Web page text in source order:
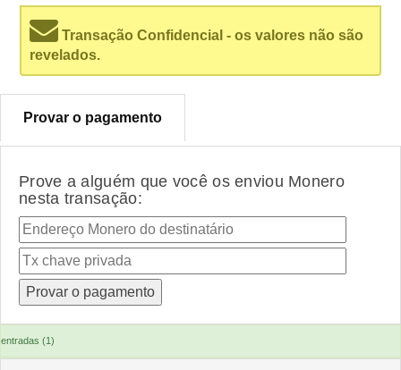
Transação Confidencial - os valores não são
revelados.
Provar o pagamento
Prove a alguém que você os enviou Monero
nesta transação:
entradas (1)